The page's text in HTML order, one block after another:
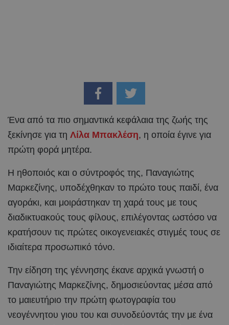
Ένα από τα πιο σημαντικά κεφάλαια της ζωής της
ξεκίνησε για τη Λίλα Μπακλέση, η οποία έγινε για
πρώτη φορά μητέρα.
Η ηθοποιός και ο σύντροφός της, Παναγιώτης
Μαρκεζίνης, υποδέχθηκαν το πρώτο τους παιδί, ένα
αγοράκι, και μοιράστηκαν τη χαρά τους με τους
διαδικτυακούς τους φίλους, επιλέγοντας ωστόσο να
κρατήσουν τις πρώτες οικογενειακές στιγμές τους σε
ιδιαίτερα προσωπικό τόνο.
Την είδηση της γέννησης έκανε αρχικά γνωστή ο
Παναγιώτης Μαρκεζίνης, δημοσιεύοντας μέσα από
το μαιευτήριο την πρώτη φωτογραφία του
νεογέννητου γιου του και συνοδεύοντάς την με ένα